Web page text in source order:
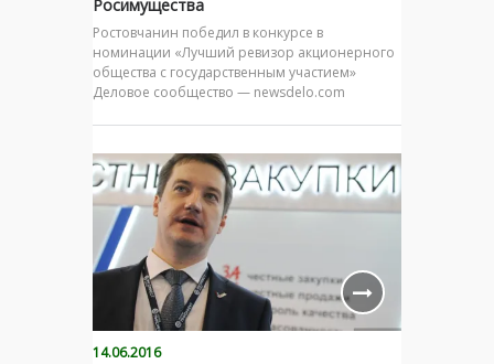
Росимущества
Ростовчанин победил в конкурсе в
номинации «Лучший ревизор акционерного
общества с государственным участием»
Деловое сообщество — newsdelo.com
14.06.2016